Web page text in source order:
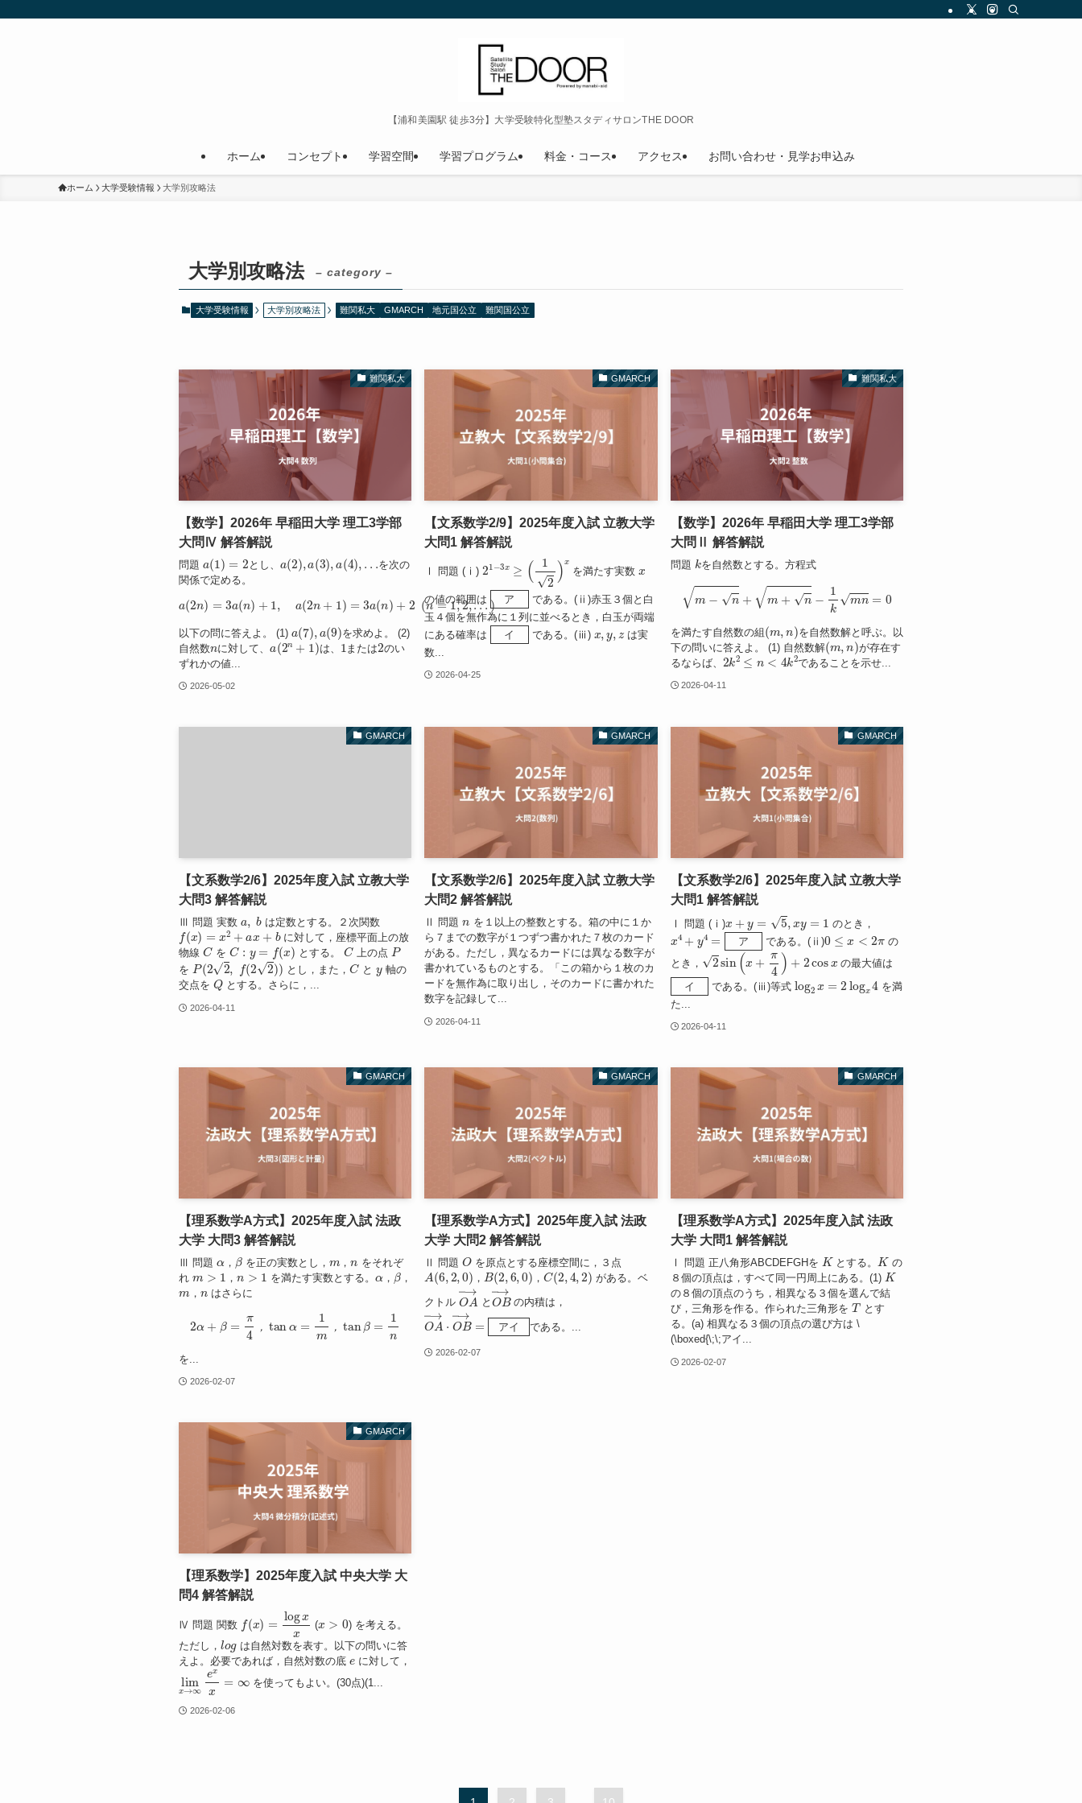
【浦和美園駅 徒歩3分】大学受験特化型塾スタディサロンTHE DOOR
ホーム コンセプト 学習空間 学習プログラム 料金・コース アクセス お問い合わせ・見学お申込み
ホーム 大学受験情報 大学別攻略法
大学別攻略法 – category –
大学受験情報 大学別攻略法 難関私大 GMARCH 地元国公立 難関国公立
難関私大
【数学】2026年 早稲田大学 理工3学部
大問Ⅳ 解答解説
問題
(1 )
とし、
(2) (3), 4 ),
を次の
関係で定める。
a(2n) a(n)+ , n+1) = 3a( +2 (n= 1 ,
..)
以下の問に答えよ。 (1)
(7) (9)
を求めよ。 (2)
自然数
n
に対して、
a(2n+1)
は、
1
または
2
のい
ずれかの値...
2026-05-02
GMARCH
【文系数学2/9】2025年度入試 立教大学
大問1 解答解説
Ⅰ 問題 (ⅰ)
21 −3 x (1 2)
を満たす実数
の値の範囲は
ア
である。(ⅱ)赤玉３個と白
玉４個を無作為に１列に並べるとき，白玉が両端
にある確率は
イ
である。(ⅲ)
は実
数...
2026-04-25
難関私大
【数学】2026年 早稲田大学 理工3学部
大問Ⅱ 解答解説
問題
k
を自然数とする。方程式
m m+n−1km =
を満たす自然数の組
(m
を自然数解と呼ぶ。以
下の問いに答えよ。 (1) 自然数解
(m,n )
が存在す
るならば、
2k2≤n 4k2
であることを示せ...
2026-04-11
GMARCH
【文系数学2/6】2025年度入試 立教大学
大問3 解答解説
Ⅲ 問題 実数
b
は定数とする。２次関数
f(x)=x2 +ax +b
に対して，座標平面上の放
物線
C
を
C: y=f x
とする。
C
上の点
P
を
P(2 ,f( 2))
とし，また，
C
と
軸の
交点を
Q
とする。さらに，...
2026-04-11
GMARCH
【文系数学2/6】2025年度入試 立教大学
大問2 解答解説
Ⅱ 問題
を１以上の整数とする。箱の中に１か
ら７までの数字が１つずつ書かれた７枚のカード
がある。ただし，異なるカードには異なる数字が
書かれているものとする。「この箱から１枚のカ
ードを無作為に取り出し，そのカードに書かれた
数字を記録して...
2026-04-11
GMARCH
【文系数学2/6】2025年度入試 立教大学
大問1 解答解説
Ⅰ 問題 (ⅰ)
=1
のとき，
4 4= ア
である。(ⅱ)
0 x 2
の
とき，
sin ( +π +2 cos x
の最大値は
イ
である。(ⅲ)等式
log log
を満
た...
2026-04-11
GMARCH
【理系数学A方式】2025年度入試 法政
大学 大問3 解答解説
Ⅲ 問題 ，
β
を正の実数とし， ，
をそれぞ
れ
m>1
，
>1
を満たす実数とする。
α
，
β
，
m
， はさらに
π4 m
を...
2026-02-07
GMARCH
【理系数学A方式】2025年度入試 法政
大学 大問2 解答解説
Ⅱ 問題
O
を原点とする座標空間に，３点
A (6,2, 0)
，
B(2,6, 0)
，
C(2,4,2)
がある。ベ
クトル
OA →
と
OB→
の内積は，
OA →⋅OB →=アイ
である。...
2026-02-07
GMARCH
【理系数学A方式】2025年度入試 法政
大学 大問1 解答解説
Ⅰ 問題 正八角形ABCDEFGHを
K
とする。
K
の
８個の頂点は，すべて同一円周上にある。(1)
K
の８個の頂点のうち，相異なる３個を選んで結
び，三角形を作る。作られた三角形を
T
とす
る。(a) 相異なる３個の頂点の選び方は \
(\boxed{\;\;アイ...
2026-02-07
GMARCH
【理系数学】2025年度入試 中央大学 大
問4 解答解説
Ⅳ 問題 関数
(x = xx
(
) を考える。
ただし，
l
は自然対数を表す。以下の問いに答
えよ。必要であれば，自然対数の底
e
に対して，
lim →∞ ∞
を使ってもよい。(30点)(1...
2026-02-06